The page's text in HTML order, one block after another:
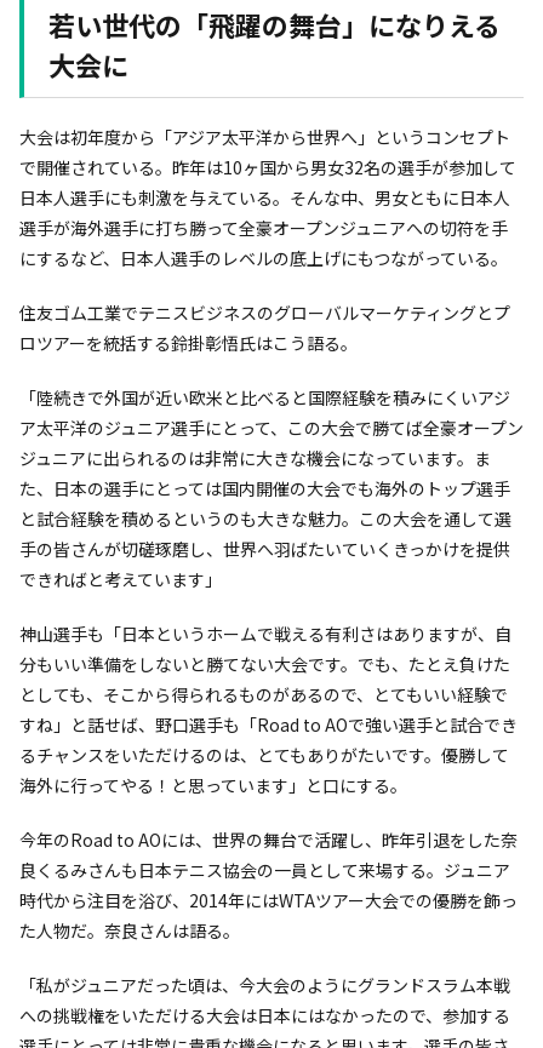
若い世代の「飛躍の舞台」になりえる
大会に
大会は初年度から「アジア太平洋から世界へ」というコンセプト
で開催されている。昨年は10ヶ国から男女32名の選手が参加して
日本人選手にも刺激を与えている。そんな中、男女ともに日本人
選手が海外選手に打ち勝って全豪オープンジュニアへの切符を手
にするなど、日本人選手のレベルの底上げにもつながっている。
住友ゴム工業でテニスビジネスのグローバルマーケティングとプ
ロツアーを統括する鈴掛彰悟氏はこう語る。
「陸続きで外国が近い欧米と比べると国際経験を積みにくいアジ
ア太平洋のジュニア選手にとって、この大会で勝てば全豪オープン
ジュニアに出られるのは非常に大きな機会になっています。ま
た、日本の選手にとっては国内開催の大会でも海外のトップ選手
と試合経験を積めるというのも大きな魅力。この大会を通して選
手の皆さんが切磋琢磨し、世界へ羽ばたいていくきっかけを提供
できればと考えています」
神山選手も「日本というホームで戦える有利さはありますが、自
分もいい準備をしないと勝てない大会です。でも、たとえ負けた
としても、そこから得られるものがあるので、とてもいい経験で
すね」と話せば、野口選手も「Road to AOで強い選手と試合でき
るチャンスをいただけるのは、とてもありがたいです。優勝して
海外に行ってやる！と思っています」と口にする。
今年のRoad to AOには、世界の舞台で活躍し、昨年引退をした奈
良くるみさんも日本テニス協会の一員として来場する。ジュニア
時代から注目を浴び、2014年にはWTAツアー大会での優勝を飾っ
た人物だ。奈良さんは語る。
「私がジュニアだった頃は、今大会のようにグランドスラム本戦
への挑戦権をいただける大会は日本にはなかったので、参加する